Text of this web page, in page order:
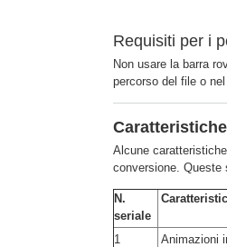
Requisiti per i
Non usare la barra
percorso del file o
Alcune
conversione. Queste
N.
seriale
1 Animazioni